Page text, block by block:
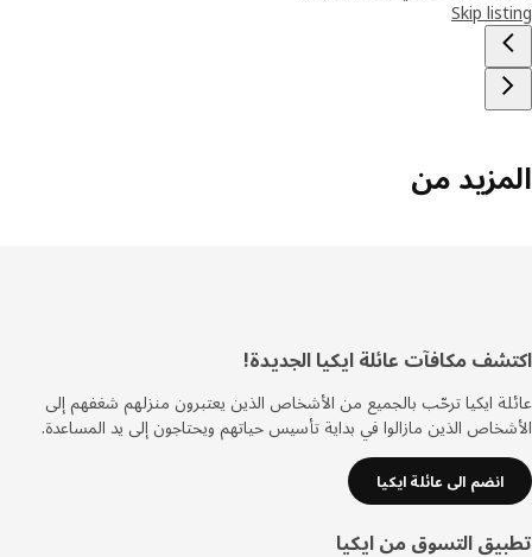
Skip
من
مكافآت عائلة ايكيا الجديدة!
ايكيا ترحّب بالجميع من الأشخاص الذين يعتبرون منزلهم شغفهم إلى
الذين مازالوا في بداية تأسيس حياتهم ويحتاجون إلى يد المساعدة.
انضم الى عائلة ايكيا
التسوق من ايكيا